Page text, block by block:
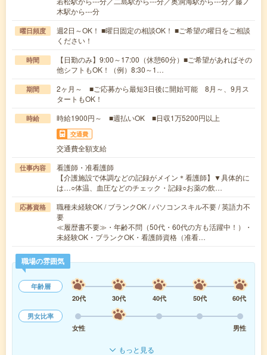
木駅から---分
曜日頻度
週2日～OK！ ■曜日固定の相談OK！ ■ご希望の曜日をご相談
ください！
時間
【日勤のみ】9:00～17:00（休憩60分）■ご希望があればその
他シフトもOK！（例）8:30～1…
期間
2ヶ月～ ■ご応募から最短3日後に開始可能 8月～、9月ス
タートもOK！
時給 時給1900円～ ■週払いOK ■日収1万5200円以上
交通費
交通費全額支給
仕事内容
看護師・准看護師
【介護施設で体調などの記録がメイン＊看護師】▼具体的に
は…○体温、血圧などのチェック・記録○お薬の飲…
応募資格
職種未経験OK / ブランクOK / パソコンスキル不要 / 英語力不
要
≪履歴書不要≫・年齢不問（50代・60代の方も活躍中！）・
未経験OK・ブランクOK・看護師資格（准看…
職場の雰囲気
年齢層
20代
30代 40代 50代
60代
男女比率
女性
男性
もっと見る